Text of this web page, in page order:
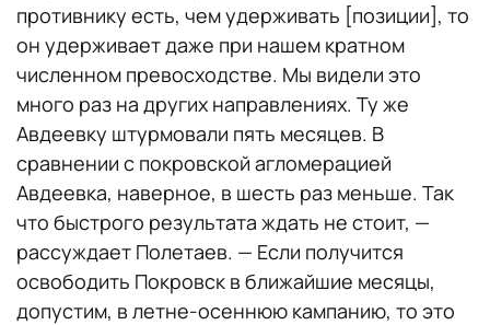
противнику есть, чем удерживать [позиции], то
он удерживает даже при нашем кратном
численном превосходстве. Мы видели это
много раз на других направлениях. Ту же
Авдеевку штурмовали пять месяцев. В
сравнении с покровской агломерацией
Авдеевка, наверное, в шесть раз меньше. Так
что быстрого результата ждать не стоит, —
рассуждает Полетаев. — Если получится
освободить Покровск в ближайшие месяцы,
допустим, в летне-осеннюю кампанию, то это